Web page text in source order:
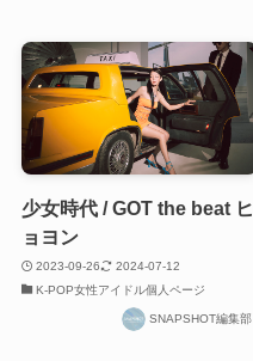
少女時代 / GOT the beat ヒ
ョヨン
2023-09-26
2024-07-12
K-POP女性アイドル個人ページ
SNAPSHOT編集部